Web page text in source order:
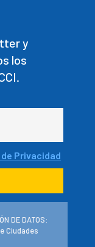
y
los
Privacidad
DE DATOS:
Ciudades